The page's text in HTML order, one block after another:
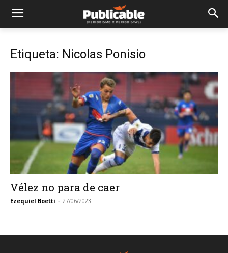
Etiqueta: Nicolas Ponisio
Vélez no para de caer
Ezequiel Boetti - 27/06/2023